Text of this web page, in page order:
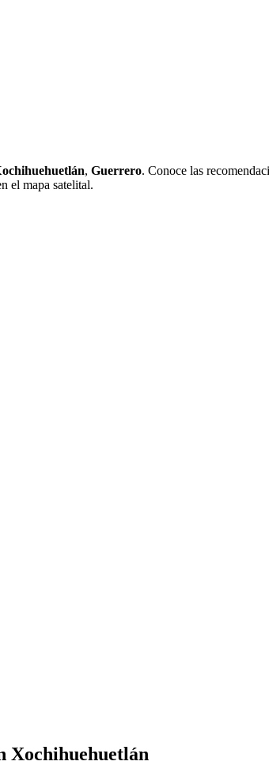
, Guerrero. Conoce las
el mapa satelital.
Xochihuehuetlán